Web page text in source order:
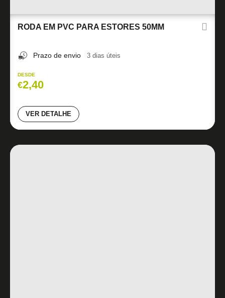
RODA EM PVC PARA ESTORES 50MM
Prazo de envio 3 dias úteis
DESDE
€2,40
VER DETALHE